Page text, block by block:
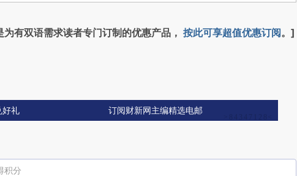
有双语需求读者专门订制的优惠产品， 按此可享超值优惠订阅。]
好礼 订阅财新网主编精选电邮
积分